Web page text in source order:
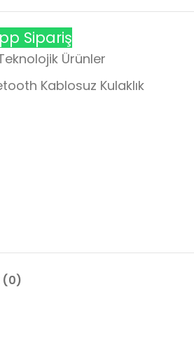
Sipariş
Ürünler
Kablosuz Kulaklık
(0)